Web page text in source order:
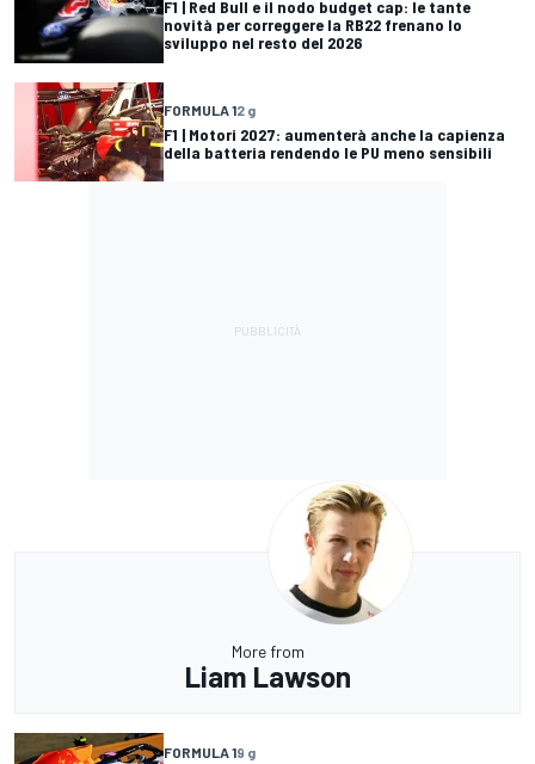
F1 | Red Bull e il nodo budget cap: le tante
novità per correggere la RB22 frenano lo
sviluppo nel resto del 2026
FORMULA 12 g
F1 | Motori 2027: aumenterà anche la capienza
della batteria rendendo le PU meno sensibili
More from
Liam Lawson
FORMULA 19 g